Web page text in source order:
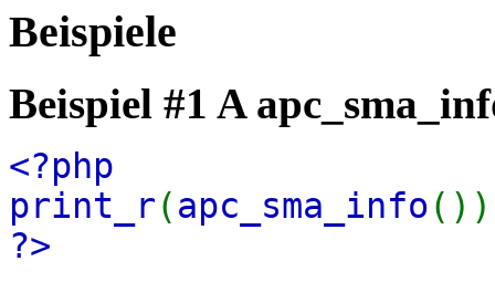
Beispiele
Beispiel #1 A
<?php
print_r(apc_sma_info
?>